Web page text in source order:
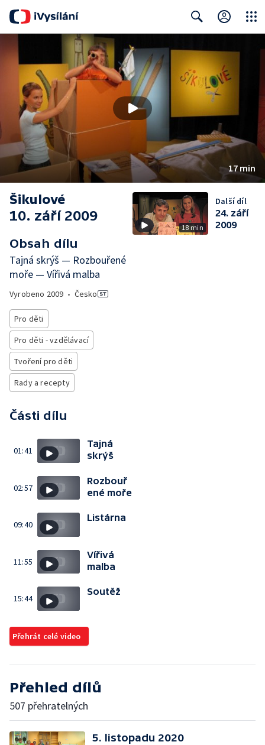
17 min
Šikulové
10. září 2009
Obsah dílu
Tajná skrýš — Rozbouřené
moře — Vířivá malba
Vyrobeno 2009 • Česko
Pro děti
Pro děti - vzdělávací
Tvoření pro děti
Rady a recepty
Části dílu
01:41
Tajná
skrýš
02:57
Rozbouř
ené moře
09:40
Listárna
11:55
Vířivá
malba
15:44
Soutěž
Přehrát celé video
18 min
Další díl
24. září
2009
Přehled dílů
507 přehratelných
5. listopadu 2020